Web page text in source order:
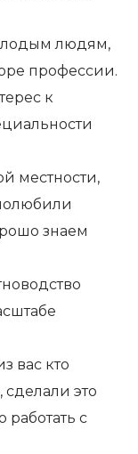
людям,
профессии.
к
местности,
знаем
вас кто
это
работать с